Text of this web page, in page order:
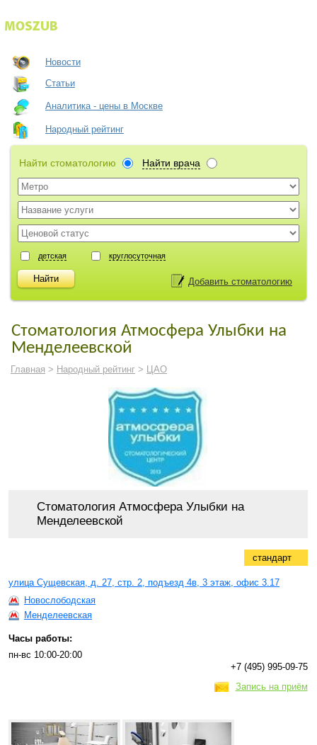
Новости
Статьи
Аналитика - цены в Москве
Народный рейтинг
Найти стоматологию Найти врача
детская круглосуточная
Добавить стоматологию
Стоматология Атмосфера Улыбки на
Менделеевской
Главная > Народный рейтинг > ЦАО
Стоматология Атмосфера Улыбки на
Менделеевской
стандарт
улица Сущевская, д. 27, стр. 2, подъезд 4в, 3 этаж, офис 3.17
Новослободская
Менделеевская
Часы работы:
пн-вс 10:00-20:00
+7 (495) 995-09-75
Запись на приём